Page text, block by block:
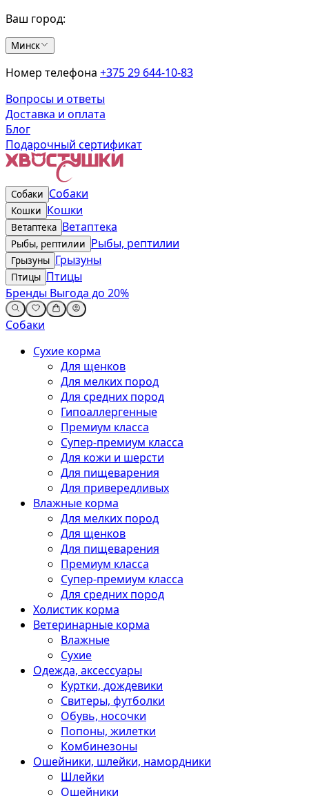
Ваш город:
Минск
Номер телефона +375 29 644-10-83
Вопросы и ответы
Доставка и оплата
Блог
Подарочный сертификат
Собаки Собаки
Кошки Кошки
Ветаптека Ветаптека
Рыбы, рептилии Рыбы, рептилии
Грызуны Грызуны
Птицы Птицы
Бренды Выгода до 20%
Собаки
Сухие корма
Для щенков
Для мелких пород
Для средних пород
Гипоаллергенные
Премиум класса
Супер-премиум класса
Для кожи и шерсти
Для пищеварения
Для привередливых
Влажные корма
Для мелких пород
Для щенков
Для пищеварения
Премиум класса
Супер-премиум класса
Для средних пород
Холистик корма
Ветеринарные корма
Влажные
Сухие
Одежда, аксессуары
Куртки, дождевики
Свитеры, футболки
Обувь, носочки
Попоны, жилетки
Комбинезоны
Ошейники, шлейки, намордники
Шлейки
Ошейники